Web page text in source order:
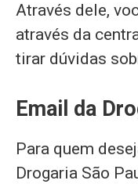
Através dele,
através da
tirar dúvidas
Email da
Para quem
Drogaria São